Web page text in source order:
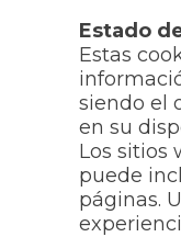
Estado
Estas
siendo el
en su
Los sitios
puede
páginas.